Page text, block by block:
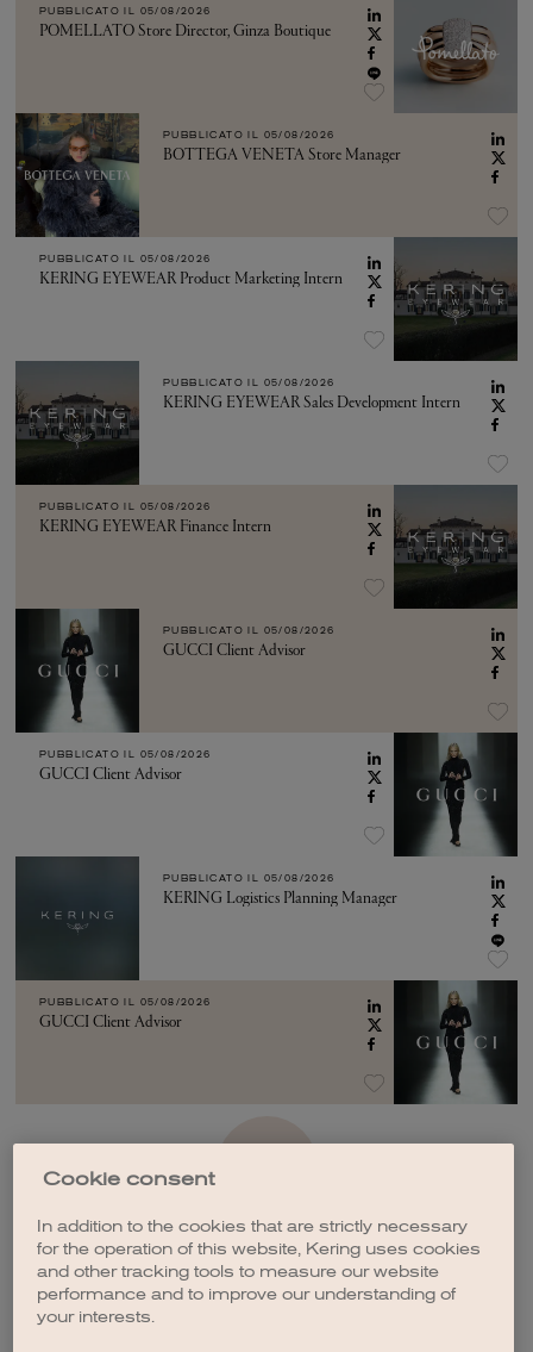
PUBBLICATO IL 05/08/2026
POMELLATO Store Director, Ginza Boutique
PUBBLICATO IL 05/08/2026
BOTTEGA VENETA Store Manager
PUBBLICATO IL 05/08/2026
KERING EYEWEAR Product Marketing Intern
PUBBLICATO IL 05/08/2026
KERING EYEWEAR Sales Development Intern
PUBBLICATO IL 05/08/2026
KERING EYEWEAR Finance Intern
PUBBLICATO IL 05/08/2026
GUCCI Client Advisor
PUBBLICATO IL 05/08/2026
GUCCI Client Advisor
PUBBLICATO IL 05/08/2026
KERING Logistics Planning Manager
PUBBLICATO IL 05/08/2026
GUCCI Client Advisor
Cookie consent
In addition to the cookies that are strictly necessary
for the operation of this website, Kering uses cookies
and other tracking tools to measure our website
performance and to improve our understanding of
your interests.